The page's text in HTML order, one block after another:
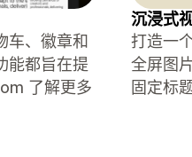
车、徽章和
都旨在提
了解更多
沉浸式
打造一
全屏图
固定标题